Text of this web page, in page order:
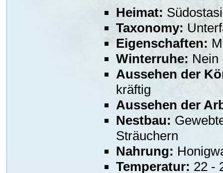
Heimat:
Taxonomy:
Eigenschaften:
Winterruhe: Nein
Aussehen der
kräftig
Aussehen der
Nestbau:
Sträuchern
Nahrung:
Temperatur: 22 -